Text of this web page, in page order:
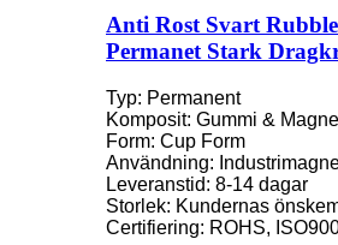
Anti Rost Svart
Permanet Stark
Typ: Permanent
Komposit: Gummi &
Form: Cup Form
Användning:
Leveranstid: 8-14 dagar
Storlek: Kundernas
Certifiering: ROHS,